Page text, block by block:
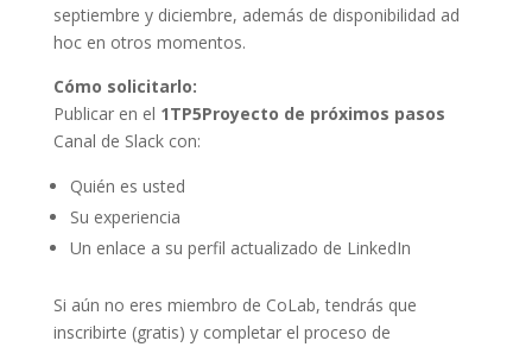
septiembre y diciembre, además de disponibilidad ad
hoc en otros momentos.
Cómo solicitarlo:
Publicar en el 1TP5Proyecto de próximos pasos
Canal de Slack con:
Quién es usted
Su experiencia
Un enlace a su perfil actualizado de LinkedIn
Si aún no eres miembro de CoLab, tendrás que
inscribirte (gratis) y completar el proceso de